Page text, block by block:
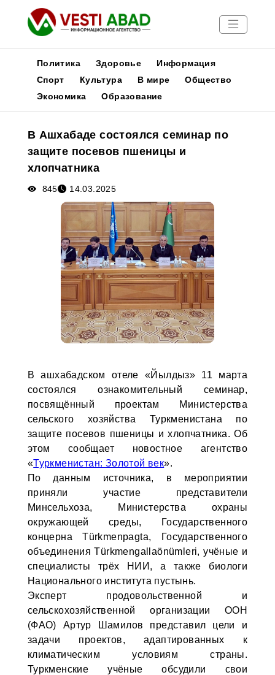
Новости
Медиа
Афиша
Политика Здоровье
Информация
Спорт
Культура В мире
Общество
Экономика
Образование
В Ашхабаде состоялся семинар по
защите посевов пшеницы и
хлопчатника
845 14.03.2025
В ашхабадском отеле «Йылдыз» 11 марта
состоялся ознакомительный семинар,
посвящённый проектам Министерства
сельского хозяйства Туркменистана по
защите посевов пшеницы и хлопчатника. Об
этом сообщает новостное агентство
«Туркменистан: Золотой век».
По данным источника, в мероприятии
приняли участие представители
Минсельхоза, Министерства охраны
окружающей среды, Государственного
концерна Türkmenpagta, Государственного
объединения Türkmengallaönümleri, учёные и
специалисты трёх НИИ, а также биологи
Национального института пустынь.
Эксперт продовольственной и
сельскохозяйственной организации ООН
(ФАО) Артур Шамилов представил цели и
задачи проектов, адаптированных к
климатическим условиям страны.
Туркменские учёные обсудили свои